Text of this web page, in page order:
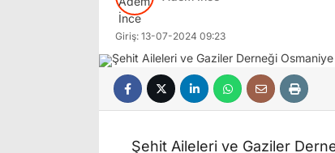
Giriş: 13-07-2024 09:23
Şehit Aileleri ve Gaziler